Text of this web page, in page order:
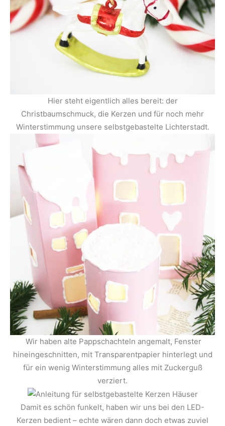
Hier steht eigentlich alles bereit: der
Christbaumschmuck, die Kerzen und für noch mehr
Winterstimmung unsere selbstgebastelte Lichterstadt.
Wir haben alte Pappschachteln angemalt, Fenster
hineingeschnitten, mit Transparentpapier hinterlegt und
für ein wenig Winterstimmung alles mit Zuckerguß
verziert.
Damit es schön funkelt, haben wir uns bei den LED-
Kerzen bedient – echte wären dann doch etwas zuviel